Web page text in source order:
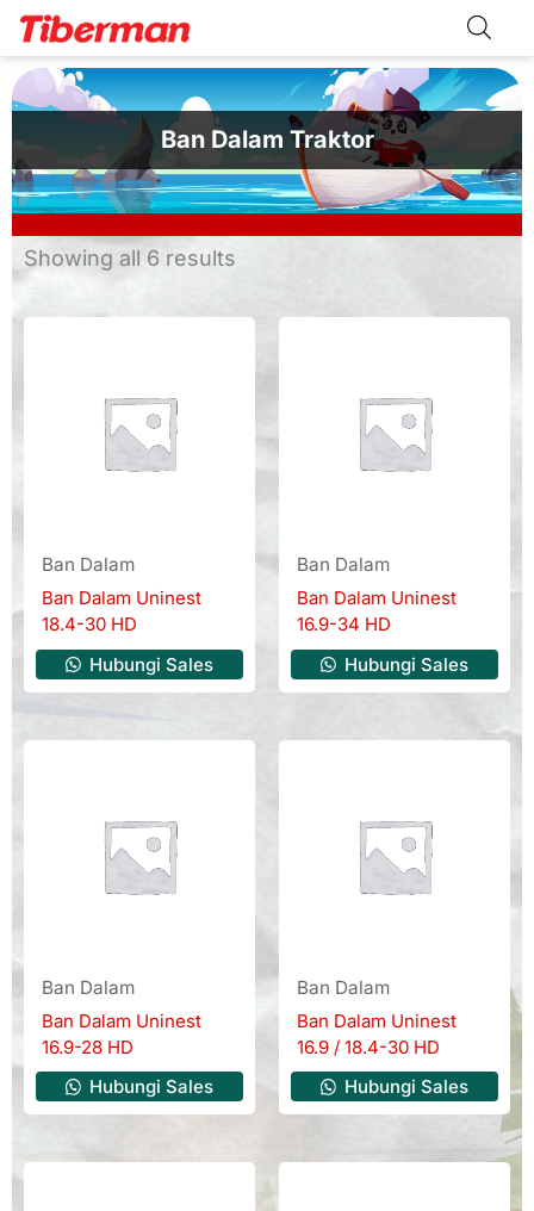
Skip
to
content
Ban Dalam Traktor
Showing all 6 results
Ban Dalam
Ban Dalam Uninest
18.4-30 HD
Hubungi Sales
Ban Dalam
Ban Dalam Uninest
16.9-34 HD
Hubungi Sales
Ban Dalam
Ban Dalam Uninest
16.9-28 HD
Hubungi Sales
Ban Dalam
Ban Dalam Uninest
16.9 / 18.4-30 HD
Hubungi Sales